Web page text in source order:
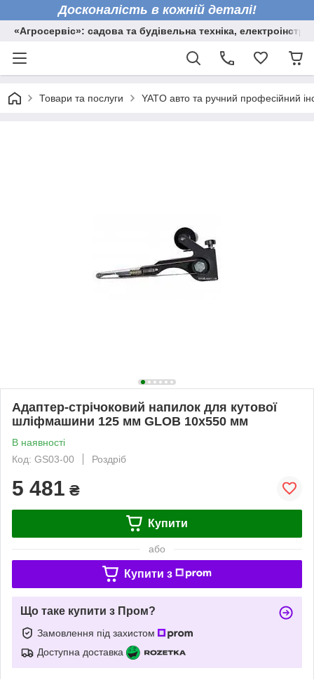
Досконалість в кожній деталі!
«Агросервіс»: садова та будівельна техніка,
Товари та послуги YATO авто та ручний професійний
Адаптер-стрічоковий напилок для кутової
шліфмашини 125 мм GLOB 10х550 мм
В наявності
Код: GS03-00
Роздріб
5 481 ₴
Купити
або
Купити з
Що таке купити з Пром?
Замовлення під захистом
Доступна доставка